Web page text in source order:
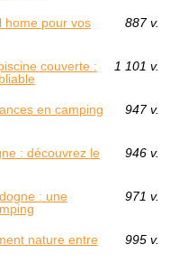
home pour vos
887 v.
couverte :
1 101 v.
en camping
947 v.
: découvrez le
946 v.
: une
971 v.
nature entre
995 v.